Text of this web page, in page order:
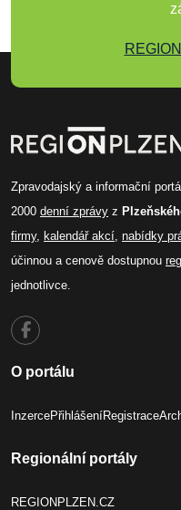
Zpravodajský a informační
2000 denní zprávy z
firmy, kalendář akcí, nabídky
účinnou a cenově dostupnou
jednotlivce.
O portálu
InzercePřihlášeníRegistrace
Regionální portály
REGIONPLZEN.CZ